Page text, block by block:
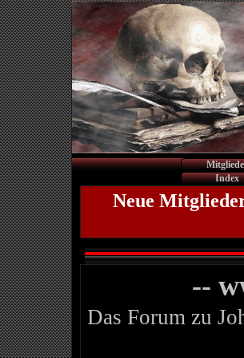
Index
Neue
--
Das Forum zu